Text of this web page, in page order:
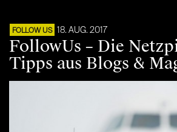
FOLLOW US 18. AUG. 2017
FollowUs – Die
Tipps aus Blogs &